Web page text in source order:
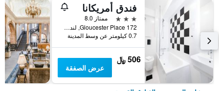
فندق أمريكانا
3 نجوم
ممتاز 8.0
172 Gloucester Place, لندن, المملكة المتحدة
0.7 كيلومتر عن وسط المدينة
506 ﷼
عرض الصفقة